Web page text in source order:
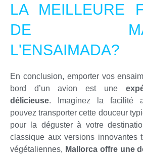
LA MEILLEURE
DE
L'ENSAIMADA?
En conclusion, emporter vos
bord d’un avion est une
délicieuse. Imaginez la facilité
pouvez transporter cette douceur
pour la déguster à votre
classique aux versions innovantes
végétaliennes, Mallorca offre une